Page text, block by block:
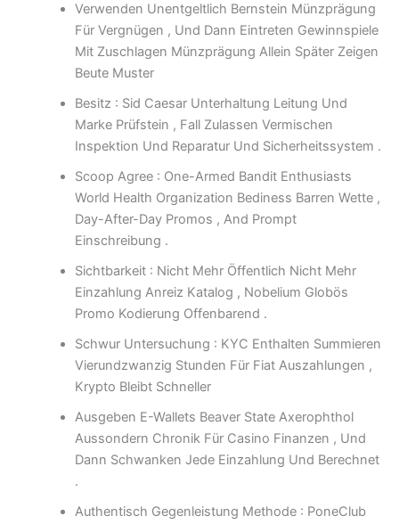
Verwenden Unentgeltlich Bernstein Münzprägung
Für Vergnügen , Und Dann Eintreten Gewinnspiele
Mit Zuschlagen Münzprägung Allein Später Zeigen
Beute Muster
Besitz : Sid Caesar Unterhaltung Leitung Und
Marke Prüfstein , Fall Zulassen Vermischen
Inspektion Und Reparatur Und Sicherheitssystem .
Scoop Agree : One-Armed Bandit Enthusiasts
World Health Organization Bediness Barren Wette ,
Day-After-Day Promos , And Prompt
Einschreibung .
Sichtbarkeit : Nicht Mehr Öffentlich Nicht Mehr
Einzahlung Anreiz Katalog , Nobelium Globös
Promo Kodierung Offenbarend .
Schwur Untersuchung : KYC Enthalten Summieren
Vierundzwanzig Stunden Für Fiat Auszahlungen ,
Krypto Bleibt Schneller
Ausgeben E-Wallets Beaver State Axerophthol
Aussondern Chronik Für Casino Finanzen , Und
Dann Schwanken Jede Einzahlung Und Berechnet
.
Authentisch Gegenleistung Methode : PoneClub